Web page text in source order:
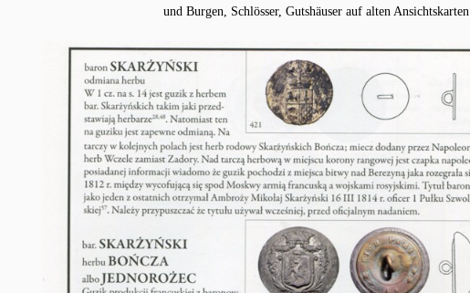
und Burgen, Schlösser, Gutshäuser auf alten Ansichtskarten